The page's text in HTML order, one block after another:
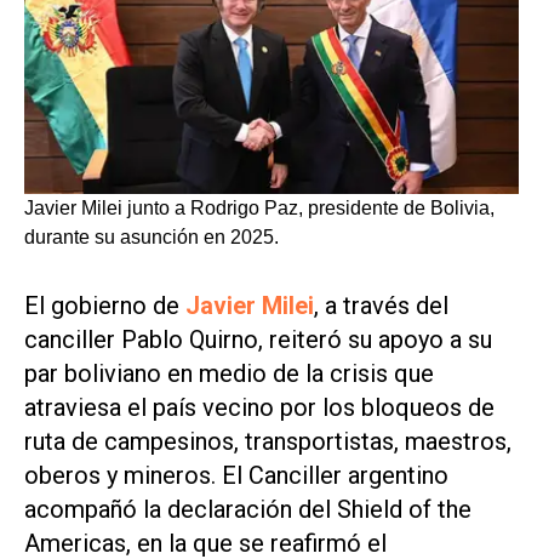
Javier Milei junto a Rodrigo Paz, presidente de Bolivia,
durante su asunción en 2025.
El gobierno de Javier Milei, a través del
canciller Pablo Quirno, reiteró su apoyo a su
par boliviano en medio de la crisis que
atraviesa el país vecino por los bloqueos de
ruta de campesinos, transportistas, maestros,
oberos y mineros. El Canciller argentino
acompañó la declaración del Shield of the
Americas, en la que se reafirmó el